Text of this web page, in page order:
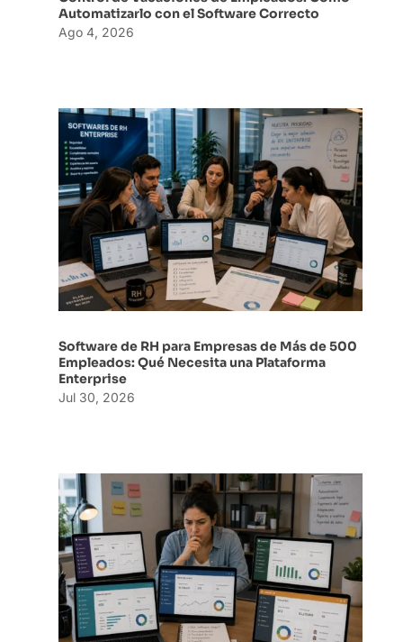
Automatizarlo con el Software Correcto
Ago 4, 2026
Software de RH para Empresas de Más de 500
Empleados: Qué Necesita una Plataforma
Enterprise
Jul 30, 2026